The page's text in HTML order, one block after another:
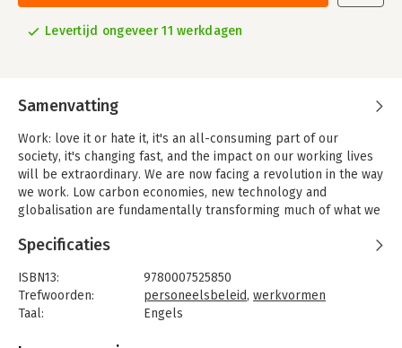
Levertijd ongeveer 11 werkdagen
Samenvatting
Work: love it or hate it, it's an all-consuming part of our
society, it's changing fast, and the impact on our working lives
will be extraordinary. We are now facing a revolution in the way
we work. Low carbon economies, new technology and
globalisation are fundamentally transforming much of what we
Middle managers are disappearing. The working week is
collapsing. And now more than ever, our careers are governed
by global forces.
Why will things change so quickly? What will these changes
look like? Who will benefit and who will suffer? How do we
Specificaties
ISBN13:
9780007525850
Trefwoorden:
personeelsbeleid, werkvormen
Taal:
Engels